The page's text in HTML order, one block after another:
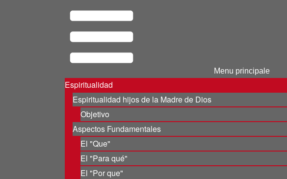
Menu principale
Espiritualidad
Espiritualidad hijos de la Madre de Dios
Objetivo
Aspectos Fundamentales
El "Que"
El "Para qué"
El "Por que"